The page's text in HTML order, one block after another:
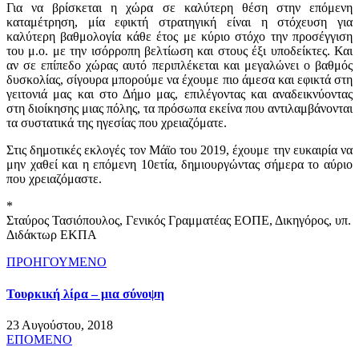
Για να βρίσκεται η χώρα σε καλύτερη θέση στην επόμενη
καταμέτρηση, μία εφικτή στρατηγική είναι η στόχευση για
καλύτερη βαθμολογία κάθε έτος με κύριο στόχο την προσέγγιση
του μ.ο. με την ισόρροπη βελτίωση και στους έξι υποδείκτες. Και
αν σε επίπεδο χώρας αυτό περιπλέκεται και μεγαλώνει ο βαθμός
δυσκολίας, σίγουρα μπορούμε να έχουμε πιο άμεσα και εφικτά στη
γειτονιά μας και στο Δήμο μας, επιλέγοντας και αναδεικνύοντας
στη διοίκησης μιας πόλης, τα πρόσωπα εκείνα που αντιλαμβάνονται
τα συστατικά της ηγεσίας που χρειαζόματε.
Στις δημοτικές εκλογές τον Μάϊο του 2019, έχουμε την ευκαιρία να
μην χαθεί και η επόμενη 10ετία, δημιουργώντας σήμερα το αύριο
που χρειαζόμαστε.
*
Σταύρος Τασιόπουλος, Γενικός Γραμματέας ΕΟΠΕ, Δικηγόρος, υπ.
Διδάκτωρ ΕΚΠΑ
ΠΡΟΗΓΟΥΜΕΝΟ
Τουρκική λίρα – μια σύνοψη
23 Αυγούστου, 2018
ΕΠΟΜΕΝΟ